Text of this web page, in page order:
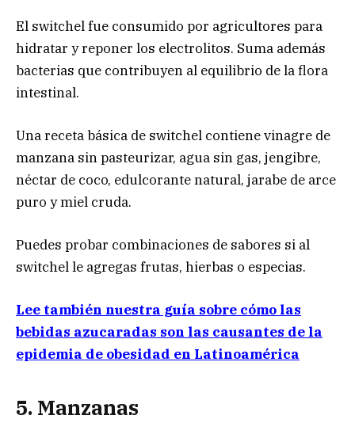
El switchel fue consumido por agricultores para
hidratar y reponer los electrolitos. Suma además
bacterias que contribuyen al equilibrio de la flora
intestinal.
Una receta básica de switchel contiene vinagre de
manzana sin pasteurizar, agua sin gas, jengibre,
néctar de coco, edulcorante natural, jarabe de arce
puro y miel cruda.
Puedes probar combinaciones de sabores si al
switchel le agregas frutas, hierbas o especias.
Lee también nuestra guía sobre cómo las
bebidas azucaradas son las causantes de la
epidemia de obesidad en Latinoamérica
5. Manzanas